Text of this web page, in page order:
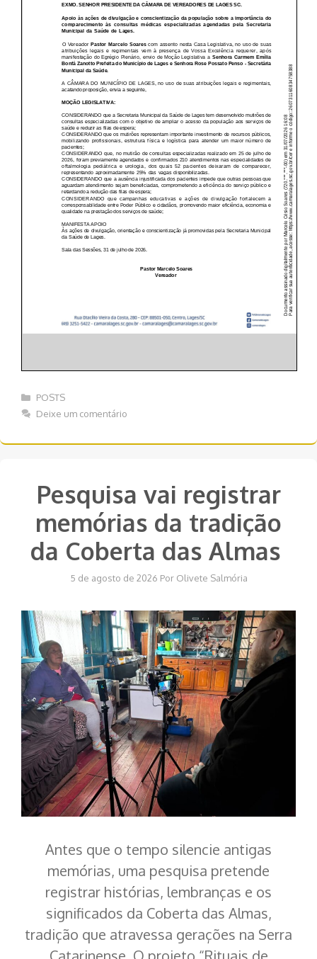
Categorias
POSTS
Deixe um comentário
Pesquisa vai registrar
memórias da tradição
da Coberta das Almas
5 de agosto de 2026 Por Olivete Salmória
Antes que o tempo silencie antigas
memórias, uma pesquisa pretende
registrar histórias, lembranças e os
significados da Coberta das Almas,
tradição que atravessa gerações na Serra